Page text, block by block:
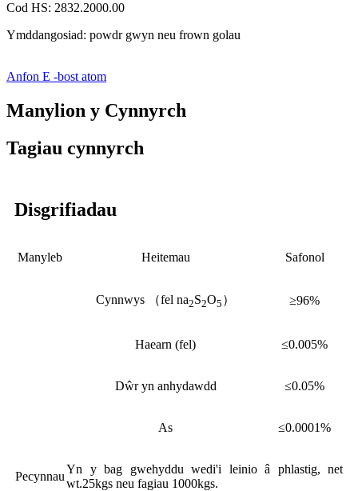
Cod HS: 2832.2000.00
Ymddangosiad: powdr gwyn neu frown golau
Anfon E -bost atom
Manylion y Cynnyrch
Tagiau cynnyrch
Disgrifiadau
Manyleb Heitemau Safonol
Cynnwys （fel na2S2O5 ） ≥96%
Haearn (fel) ≤0.005%
Dŵr yn anhydawdd ≤0.05%
As ≤0.0001%
Pecynnau
Yn y bag gwehyddu wedi'i leinio â phlastig, net
wt.25kgs neu fagiau 1000kgs.